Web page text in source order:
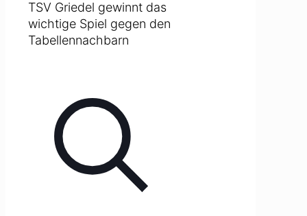
TSV Griedel gewinnt das
wichtige Spiel gegen den
Tabellennachbarn